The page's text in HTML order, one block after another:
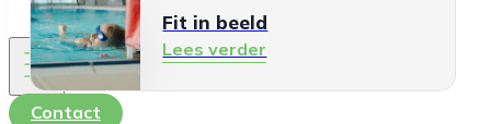
Fit in beeld
Lees verder
Contact